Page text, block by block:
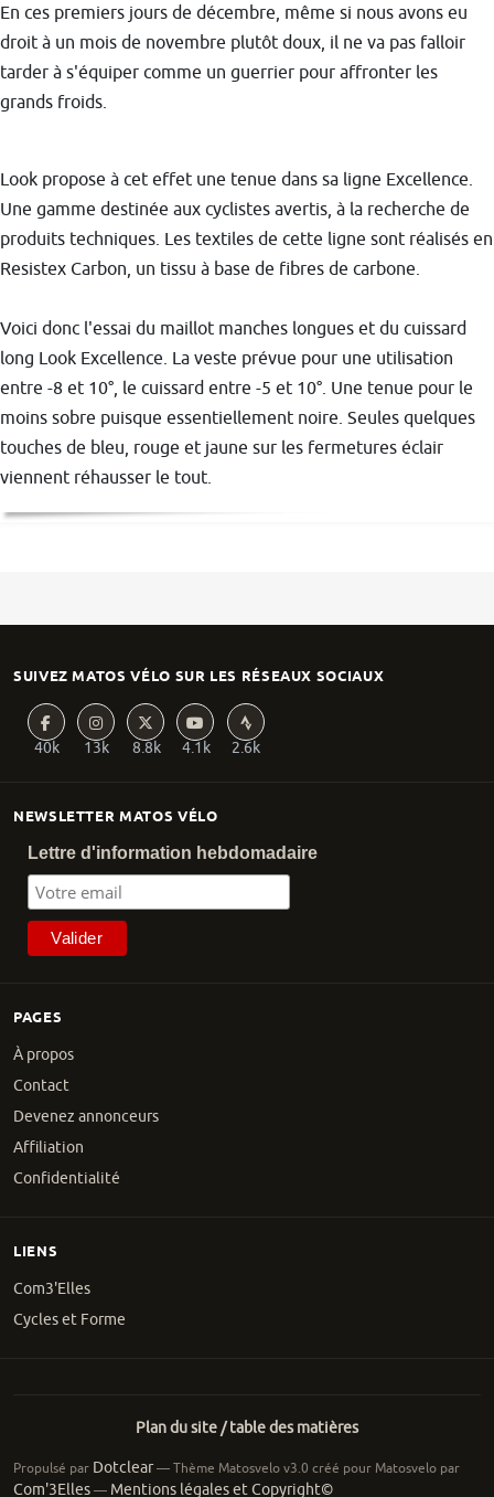
En ces premiers jours de décembre, même si nous avons eu
droit à un mois de novembre plutôt doux, il ne va pas falloir
tarder à s'équiper comme un guerrier pour affronter les
grands froids.
Look propose à cet effet une tenue dans sa ligne Excellence.
Une gamme destinée aux cyclistes avertis, à la recherche de
produits techniques. Les textiles de cette ligne sont réalisés en
Resistex Carbon, un tissu à base de fibres de carbone.
Voici donc l'essai du maillot manches longues et du cuissard
long Look Excellence. La veste prévue pour une utilisation
entre -8 et 10°, le cuissard entre -5 et 10°. Une tenue pour le
moins sobre puisque essentiellement noire. Seules quelques
touches de bleu, rouge et jaune sur les fermetures éclair
viennent réhausser le tout.
PAGES
À propos
Contact
Devenez annonceurs
Affiliation
Confidentialité
NEWSLETTER MATOS VÉLO
Lettre d'information hebdomadaire
SUIVEZ MATOS VÉLO SUR LES RÉSEAUX SOCIAUX
40k 13k 8.8k 4.1k 2.6k
LIENS
Com3'Elles
Cycles et Forme
Plan du site / table des matières
Propulsé par Dotclear— Thème Matosvelo v3.0 créé pour Matosvelo par
Com'3Elles— Mentions légales et Copyright©